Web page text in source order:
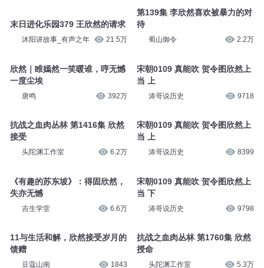
末日进化乐园379 王欣然的请求
沐阳讲故事_有声之年 21.5万
欣然｜睢嫣然一笑暖谁，哼无憾
一度尘埃
唐鸣 392万
抗战之血肉丛林 第1416集 欣然
接受
头陀渊工作室 6.2万
《有趣的苏东坡》：得固欣然，
失亦无憾
吉生学堂 6.6万
11与生活和解，欣然接受岁月的
馈赠
豆蔻山南 1843
第139集 李欣然喜欢被暴力的对
待
蜀山御令 2.2万
宋朝0109 真能吹 贺令图欣然上
当 上
涛哥说历史 9718
宋朝0109 真能吹 贺令图欣然上
当 上
涛哥说历史 8399
宋朝0109 真能吹 贺令图欣然上
当 下
涛哥说历史 9798
抗战之血肉丛林 第1760集 欣然
授命
头陀渊工作室 5.3万